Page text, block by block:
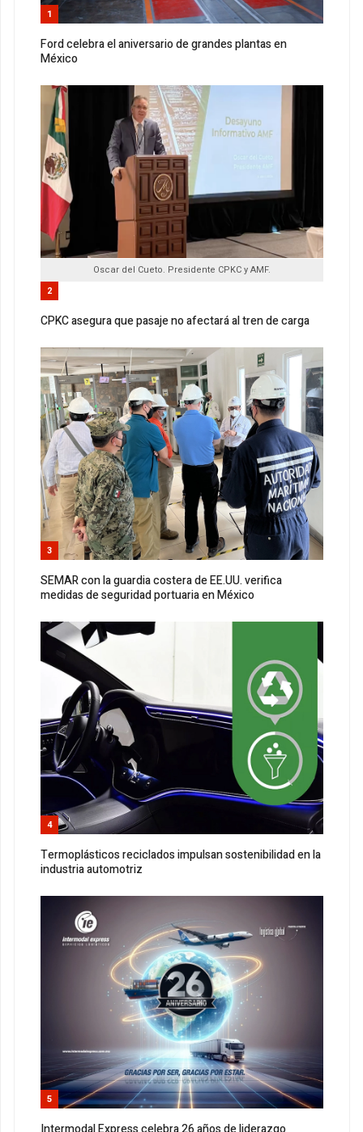
1
Ford celebra el aniversario de grandes plantas en
México
Oscar del Cueto. Presidente CPKC y AMF.
2
CPKC asegura que pasaje no afectará al tren de carga
3
SEMAR con la guardia costera de EE.UU. verifica
medidas de seguridad portuaria en México
4
Termoplásticos reciclados impulsan sostenibilidad en la
industria automotriz
5